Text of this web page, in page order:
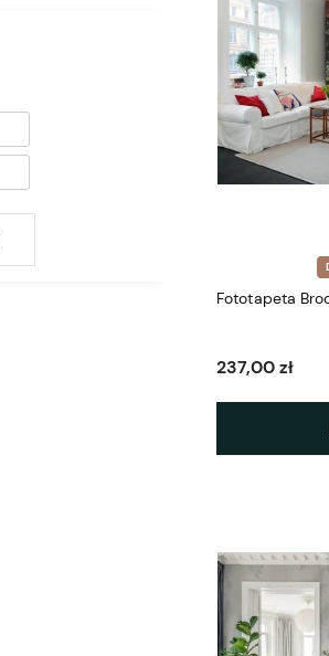
Fototapeta
237,00 zł